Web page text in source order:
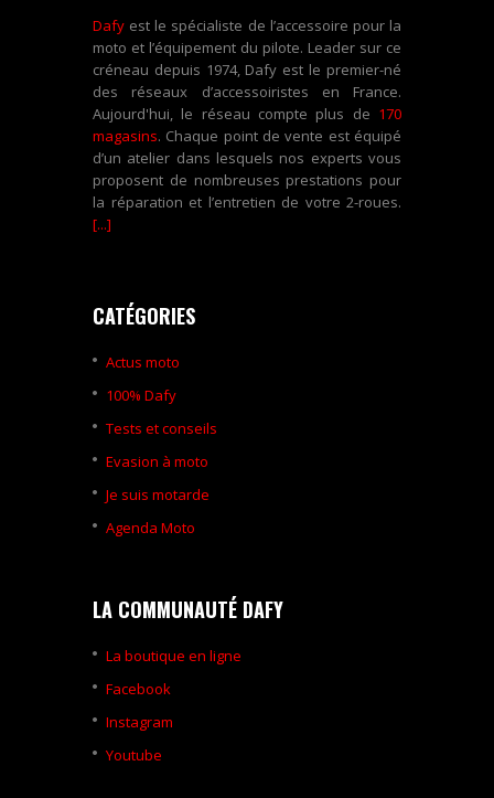
Dafy est le spécialiste de l’accessoire pour la
moto et l’équipement du pilote. Leader sur ce
créneau depuis 1974, Dafy est le premier-né
des réseaux d’accessoiristes en France.
Aujourd'hui, le réseau compte plus de 170
magasins. Chaque point de vente est équipé
d’un atelier dans lesquels nos experts vous
proposent de nombreuses prestations pour
la réparation et l’entretien de votre 2-roues.
[...]
CATÉGORIES
Actus moto
100% Dafy
Tests et conseils
Evasion à moto
Je suis motarde
Agenda Moto
LA COMMUNAUTÉ DAFY
La boutique en ligne
Facebook
Instagram
Youtube